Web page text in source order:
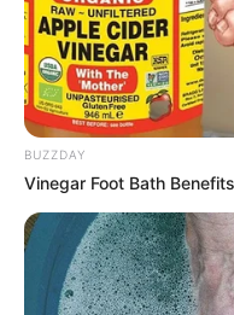
Ocasiões especiais
sempre:
de bebê e de
BUZZDAY
Vinegar Foot Bath